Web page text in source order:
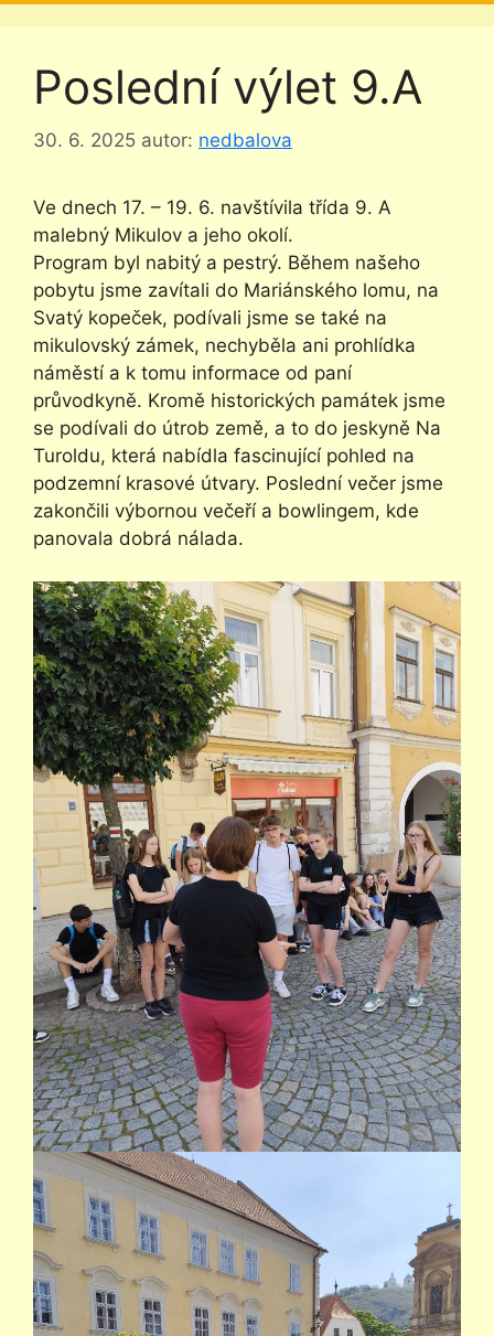
Poslední výlet 9.A
30. 6. 2025 autor: nedbalova
Ve dnech 17. – 19. 6. navštívila třída 9. A
malebný Mikulov a jeho okolí.
Program byl nabitý a pestrý. Během našeho
pobytu jsme zavítali do Mariánského lomu, na
Svatý kopeček, podívali jsme se také na
mikulovský zámek, nechyběla ani prohlídka
náměstí a k tomu informace od paní
průvodkyně. Kromě historických památek jsme
se podívali do útrob země, a to do jeskyně Na
Turoldu, která nabídla fascinující pohled na
podzemní krasové útvary. Poslední večer jsme
zakončili výbornou večeří a bowlingem, kde
panovala dobrá nálada.